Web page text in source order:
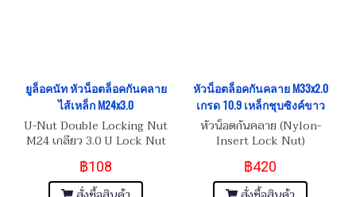
ยูล็อคนัท หัวน็อตล็อคกันคลาย
ไส้เหล็ก M24x3.0
U-Nut Double Locking Nut
M24 เกลียว 3.0 U Lock Nut
฿108
หัวน็อตล็อคกันคลาย M33x2.0
เกรด 10.9 เหล็กชุบซิงค์ขาว
หัวน็อตกันคลาย (Nylon-
Insert Lock Nut)
฿420